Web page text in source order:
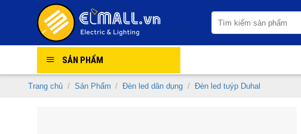
kiếm:
SẢN PHẨM
Trang chủ / Sản Phẩm / Đèn led dân dụng / Đèn led tuýp Duhal